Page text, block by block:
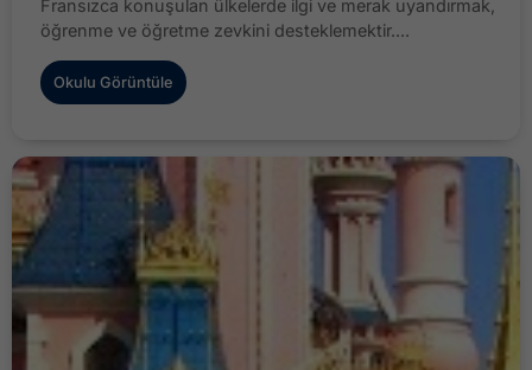
Fransızca konuşulan ülkelerde ilgi ve merak uyandırmak,
öğrenme ve öğretme zevkini desteklemektir....
Okulu Görüntüle